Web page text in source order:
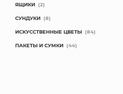
ЯЩИКИ (2)
СУНДУКИ (8)
ИСКУССТВЕННЫЕ ЦВЕТЫ (84)
ПАКЕТЫ И СУМКИ (44)